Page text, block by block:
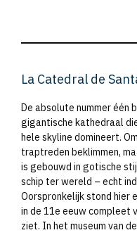
La Catedral de
De absolute nummer één
gigantische kathedraal
hele skyline domineert.
traptreden beklimmen,
is gebouwd in gotische
schip ter wereld – echt
Oorspronkelijk stond hier
in de 11e eeuw compleet
ziet. In het museum van